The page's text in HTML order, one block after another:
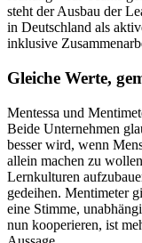
steht der Ausbau der
in Deutschland als
inklusive
Gleiche Werte,
Mentessa und
Beide Unternehmen
besser wird, wenn
allein machen zu
Lernkulturen
gedeihen. Mentimeter
eine Stimme,
nun kooperieren, ist